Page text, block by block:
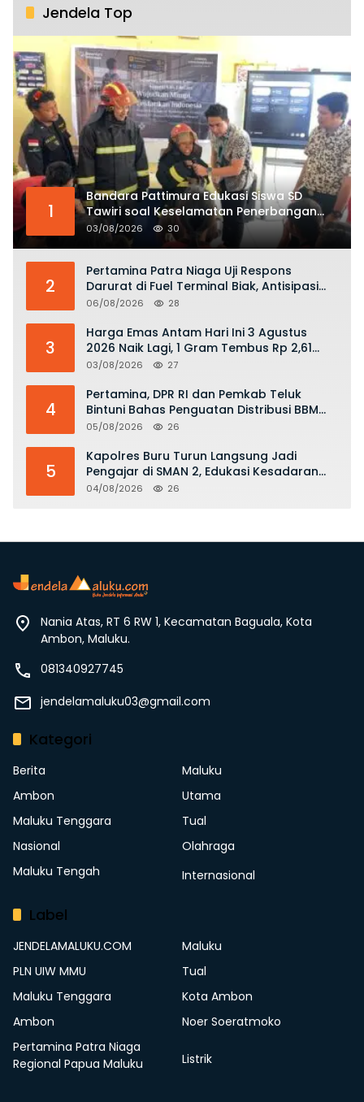
Jendela Top
1
Bandara Pattimura Edukasi Siswa SD
Tawiri soal Keselamatan Penerbangan
dan Bahaya Bermain Layang-layang di
KKOP
03/08/2026 30
2
Pertamina Patra Niaga Uji Respons
Darurat di Fuel Terminal Biak, Antisipasi
Risiko Kebakaran dan Tumpahan BBM
06/08/2026 28
3
Harga Emas Antam Hari Ini 3 Agustus
2026 Naik Lagi, 1 Gram Tembus Rp 2,61
Juta
03/08/2026 27
4
Pertamina, DPR RI dan Pemkab Teluk
Bintuni Bahas Penguatan Distribusi BBM
dan LPG
05/08/2026 26
5
Kapolres Buru Turun Langsung Jadi
Pengajar di SMAN 2, Edukasi Kesadaran
Hukum dan Stop Kekerasan
04/08/2026 26
Nania Atas, RT 6 RW 1, Kecamatan Baguala, Kota
Ambon, Maluku.
081340927745
jendelamaluku03@gmail.com
Kategori
Berita
Maluku
Ambon
Utama
Maluku Tenggara
Tual
Nasional
Olahraga
Maluku Tengah
Internasional
Label
JENDELAMALUKU.COM
Maluku
PLN UIW MMU
Tual
Maluku Tenggara
Kota Ambon
Ambon
Noer Soeratmoko
Pertamina Patra Niaga
Regional Papua Maluku
Listrik